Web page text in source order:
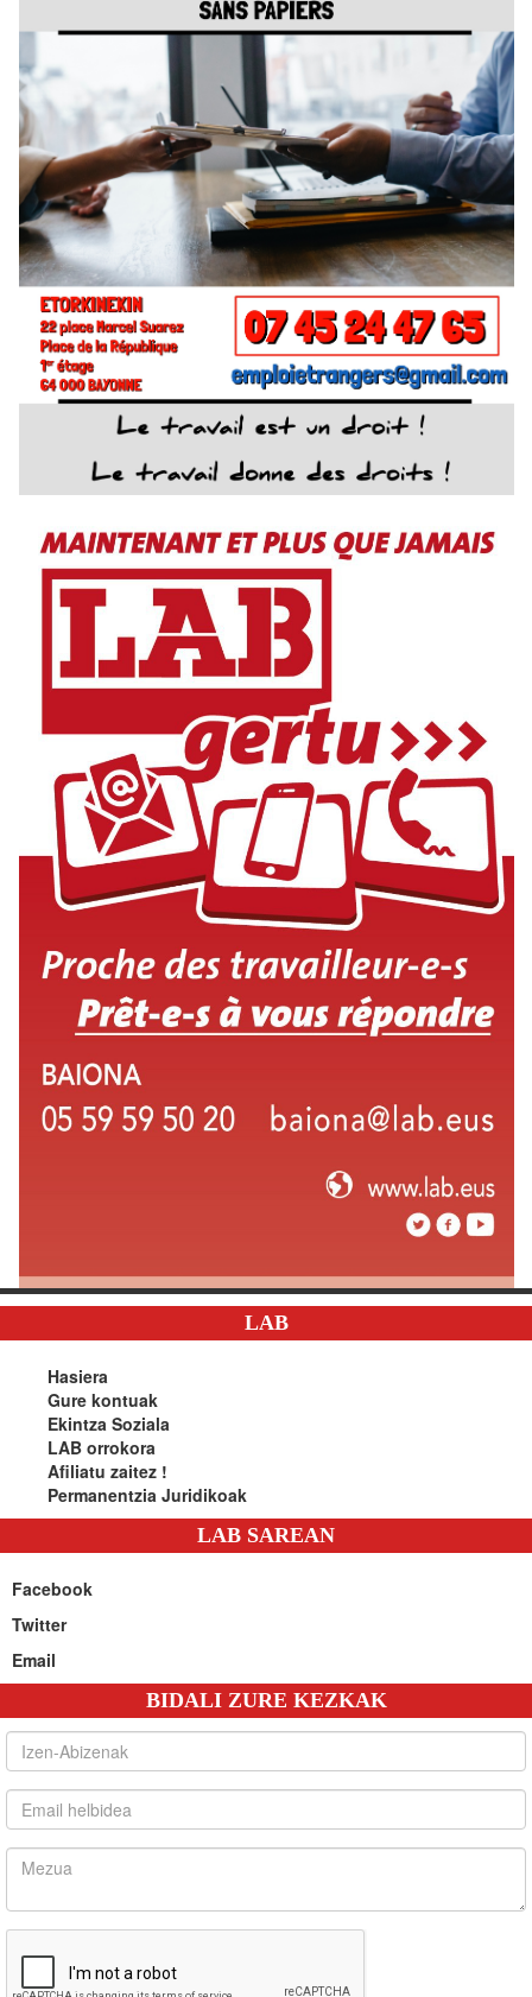
LAB
Hasiera
Gure kontuak
Ekintza Soziala
LAB orrokora
Afiliatu zaitez !
Permanentzia Juridikoak
LAB SAREAN
Facebook
Twitter
Email
BIDALI ZURE KEZKAK